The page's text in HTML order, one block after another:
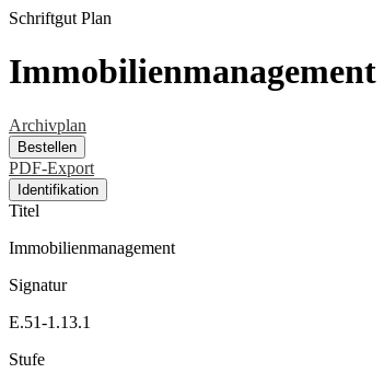
Schriftgut Plan
Immobilienmanagement
Archivplan
Bestellen
PDF-Export
Identifikation
Titel
Immobilienmanagement
Signatur
E.51-1.13.1
Stufe